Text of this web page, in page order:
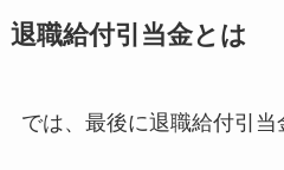
退職給付引当金とは
では、最後に退職給付引当